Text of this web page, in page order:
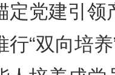
党建引领
“双向培养